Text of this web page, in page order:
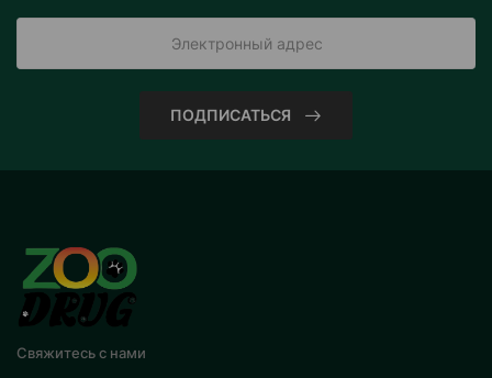
ПОДПИСАТЬСЯ
Свяжитесь с нами